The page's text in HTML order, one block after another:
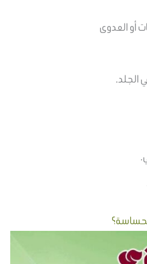
أو العدوى
الجلد.